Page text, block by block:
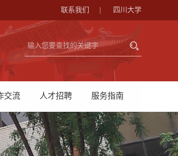
联系我们 四川大学
交流 人才招聘 服务指南